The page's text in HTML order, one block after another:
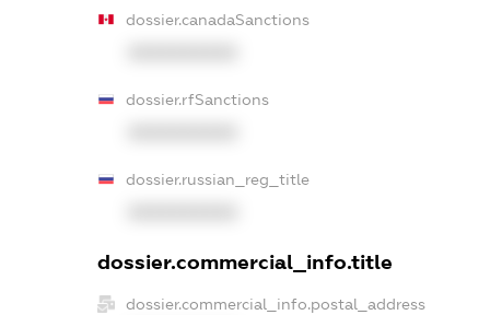
dossier.canadaSanctions
dossier.rfSanctions
dossier.russian_reg_title
dossier.commercial_info.title
dossier.commercial_info.postal_address